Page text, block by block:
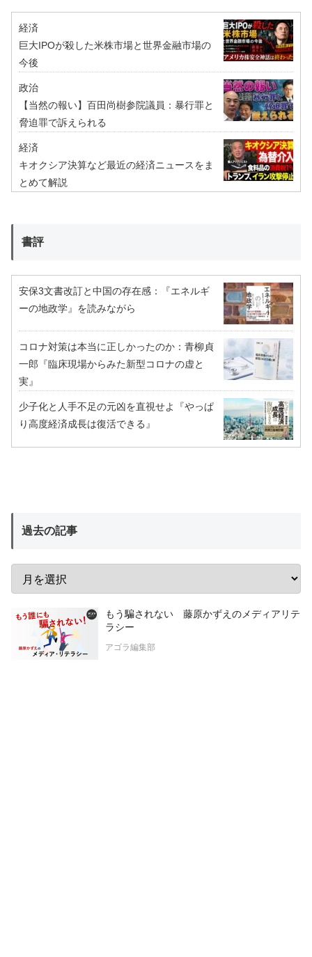
経済
巨大IPOが殺した米株市場と世界金融市場の
今後
政治
【当然の報い】百田尚樹参院議員：暴行罪と
脅迫罪で訴えられる
経済
キオクシア決算など最近の経済ニュースをま
とめて解説
書評
安保3文書改訂と中国の存在感：『エネルギ
ーの地政学』を読みながら
コロナ対策は本当に正しかったのか：青柳貞
一郎『臨床現場からみた新型コロナの虚と
実』
少子化と人手不足の元凶を直視せよ『やっぱ
り高度経済成長は復活できる』
過去の記事
もう騙されない 藤原かずえのメディアリテ
ラシー
アゴラ編集部